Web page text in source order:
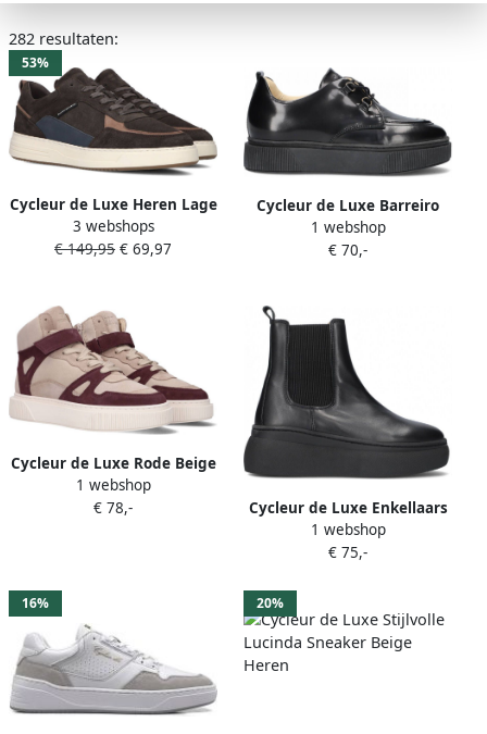
282 resultaten:
53%
Cycleur de Luxe Heren Lage
Sneakers Commuter Brown
Heren
3 webshops
€ 149,95 € 69,97
Cycleur de Luxe Barreiro
Veterschoen Black Dames
1 webshop
€ 70,-
Cycleur de Luxe Rode Beige
Multi Platform Sneaker MUR
Beige Dames
1 webshop
€ 78,-
Cycleur de Luxe Enkellaars
Castelo Black Dames
1 webshop
€ 75,-
16% 20%